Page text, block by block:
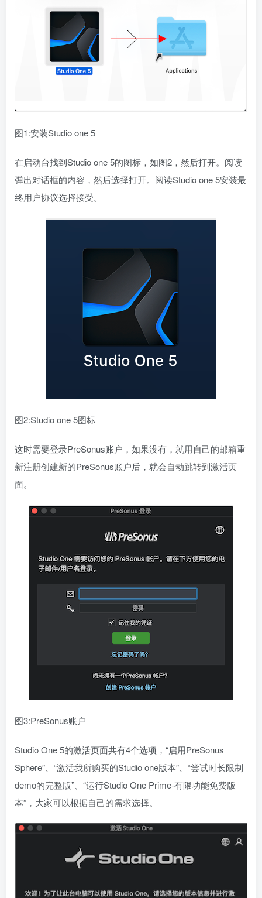
图1:安装Studio one 5
在启动台找到Studio one 5的图标，如图2，然后打开。阅读
弹出对话框的内容，然后选择打开。阅读Studio one 5安装最
终用户协议选择接受。
图2:Studio one 5图标
这时需要登录PreSonus账户，如果没有，就用自己的邮箱重
新注册创建新的PreSonus账户后，就会自动跳转到激活页
面。
图3:PreSonus账户
Studio One 5的激活页面共有4个选项，“启用PreSonus
Sphere”、“激活我所购买的Studio one版本”、“尝试时长限制
demo的完整版”、“运行Studio One Prime-有限功能免费版
本”，大家可以根据自己的需求选择。